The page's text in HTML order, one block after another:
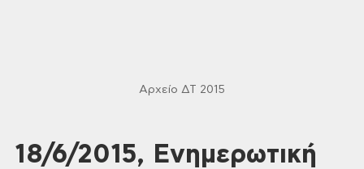
Αρχείο ΔΤ 2015
18/6/2015, Ενημερωτική